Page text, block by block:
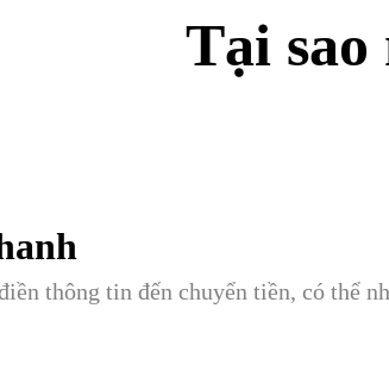
Tại sao
thông tin đến chuyển tiền, có thể